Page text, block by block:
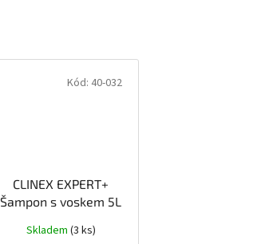
CLINEX EXPERT+
Šampon s voskem 5L
Skladem (3 ks)
Kód: 40-032